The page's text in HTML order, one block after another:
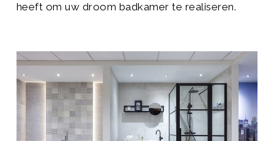
heeft om uw droom badkamer te realiseren.